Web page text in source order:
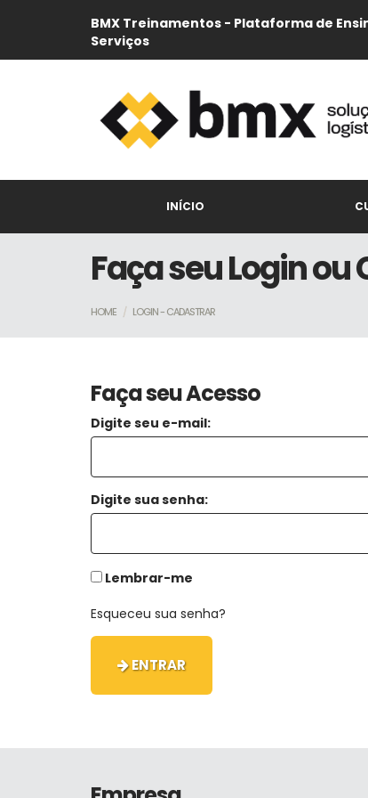
BMX Treinamentos - Plataforma de
Serviços
INÍCIO
Faça seu Login
HOME LOGIN - CADASTRAR
Faça seu Acesso
Digite seu e-mail:
Digite sua senha:
Lembrar-me
Esqueceu sua senha?
ENTRAR